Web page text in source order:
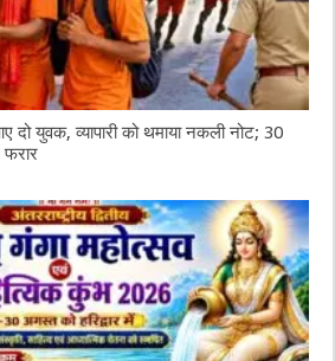
दो युवक, व्यापारी को थमाया नकली नोट; 30